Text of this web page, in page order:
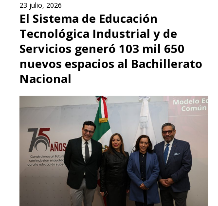
23 julio, 2026
El Sistema de Educación
Tecnológica Industrial y de
Servicios generó 103 mil 650
nuevos espacios al Bachillerato
Nacional